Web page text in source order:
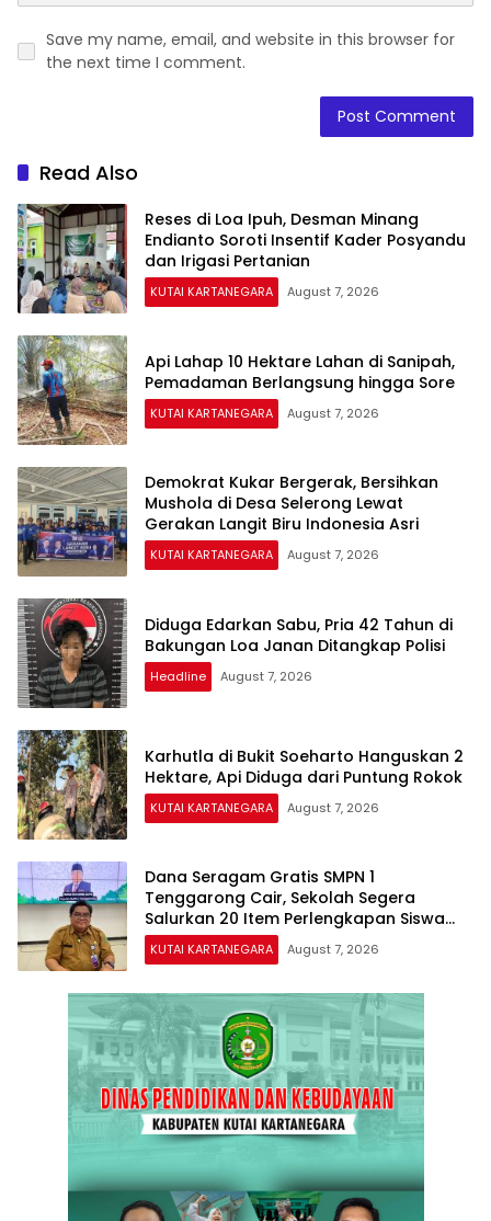
Save my name, email, and website in this browser for
the next time I comment.
Read Also
Reses di Loa Ipuh, Desman Minang
Endianto Soroti Insentif Kader Posyandu
dan Irigasi Pertanian
KUTAI KARTANEGARA August 7, 2026
Api Lahap 10 Hektare Lahan di Sanipah,
Pemadaman Berlangsung hingga Sore
KUTAI KARTANEGARA August 7, 2026
Demokrat Kukar Bergerak, Bersihkan
Mushola di Desa Selerong Lewat
Gerakan Langit Biru Indonesia Asri
KUTAI KARTANEGARA August 7, 2026
Diduga Edarkan Sabu, Pria 42 Tahun di
Bakungan Loa Janan Ditangkap Polisi
Headline August 7, 2026
Karhutla di Bukit Soeharto Hanguskan 2
Hektare, Api Diduga dari Puntung Rokok
KUTAI KARTANEGARA August 7, 2026
Dana Seragam Gratis SMPN 1
Tenggarong Cair, Sekolah Segera
Salurkan 20 Item Perlengkapan Siswa
Baru
KUTAI KARTANEGARA August 7, 2026